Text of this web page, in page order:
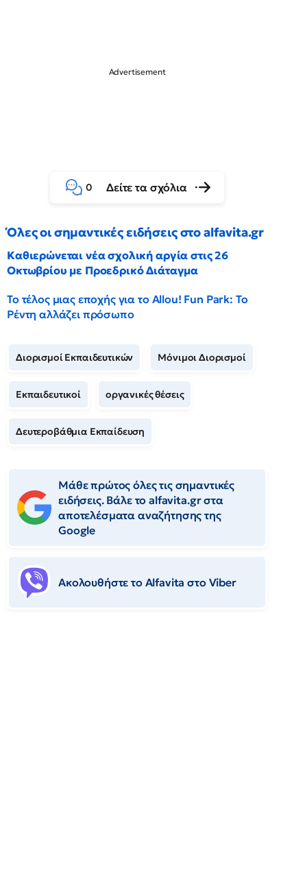
0 Δείτε τα σχόλια
Όλες οι σημαντικές ειδήσεις στο alfavita.gr
Καθιερώνεται νέα σχολική αργία στις 26
Οκτωβρίου με Προεδρικό Διάταγμα
Το τέλος μιας εποχής για το Allou! Fun Park: Το
Ρέντη αλλάζει πρόσωπο
Διορισμοί Εκπαιδευτικών Μόνιμοι Διορισμοί
Εκπαιδευτικοί οργανικές θέσεις
Δευτεροβάθμια Εκπαίδευση
Μάθε πρώτος όλες τις σημαντικές
ειδήσεις. Βάλε το alfavita.gr στα
αποτελέσματα αναζήτησης της
Google
Ακολουθήστε το Αlfavita στο Viber